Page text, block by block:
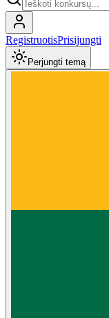
RegistruotisPrisijungti
Perjungti temą